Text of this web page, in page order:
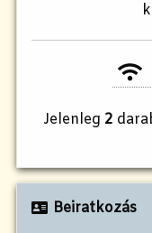
Jelenleg 2
Beiratkozás